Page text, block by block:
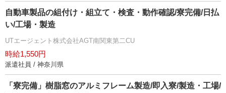
自動車製品の組付け・組立て・検査・動作確認/寮完備/日払
い/工場・製造
UTエージェント株式会社AGT南関東第二CU
時給1,550円
派遣社員 / 神奈川県
「寮完備」樹脂窓のアルミフレーム製造/即入寮/製造・工場/